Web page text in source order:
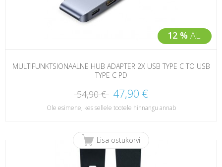
12 % AL.
MULTIFUNKTSIONAALNE HUB ADAPTER 2X USB TYPE C TO USB
TYPE C PD
54,90 € 47,90 €
Ole esimene, kes sellele tootele hinnangu annab
Lisa ostukorvi